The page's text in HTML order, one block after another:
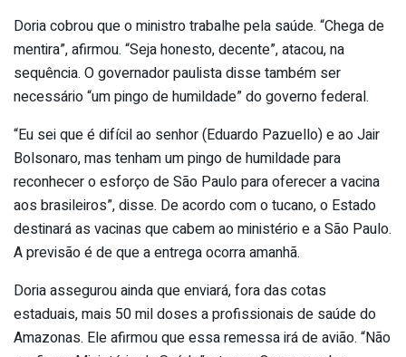
Doria cobrou que o ministro trabalhe pela saúde. “Chega de
mentira”, afirmou. “Seja honesto, decente”, atacou, na
sequência. O governador paulista disse também ser
necessário “um pingo de humildade” do governo federal.
“Eu sei que é difícil ao senhor (Eduardo Pazuello) e ao Jair
Bolsonaro, mas tenham um pingo de humildade para
reconhecer o esforço de São Paulo para oferecer a vacina
aos brasileiros”, disse. De acordo com o tucano, o Estado
destinará as vacinas que cabem ao ministério e a São Paulo.
A previsão é de que a entrega ocorra amanhã.
Doria assegurou ainda que enviará, fora das cotas
estaduais, mais 50 mil doses a profissionais de saúde do
Amazonas. Ele afirmou que essa remessa irá de avião. “Não